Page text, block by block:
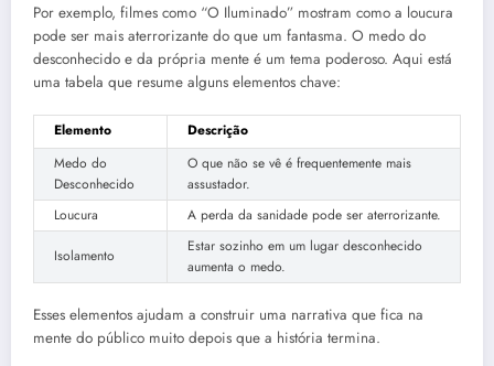
Por exemplo, filmes como “O Iluminado” mostram como a loucura
pode ser mais aterrorizante do que um fantasma. O medo do
desconhecido e da própria mente é um tema poderoso. Aqui está
uma tabela que resume alguns elementos chave:
Elemento
Descrição
Medo do
Desconhecido
O que não se vê é frequentemente mais
assustador.
Loucura
A perda da sanidade pode ser aterrorizante.
Isolamento
Estar sozinho em um lugar desconhecido
aumenta o medo.
Esses elementos ajudam a construir uma narrativa que fica na
mente do público muito depois que a história termina.